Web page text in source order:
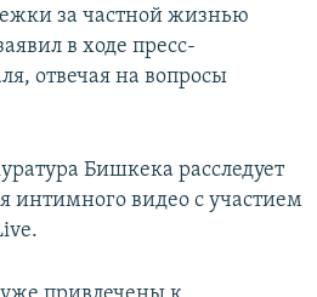
за частной жизнью
в ходе пресс-
отвечая на вопросы
Бишкека расследует
интимного видео с участием